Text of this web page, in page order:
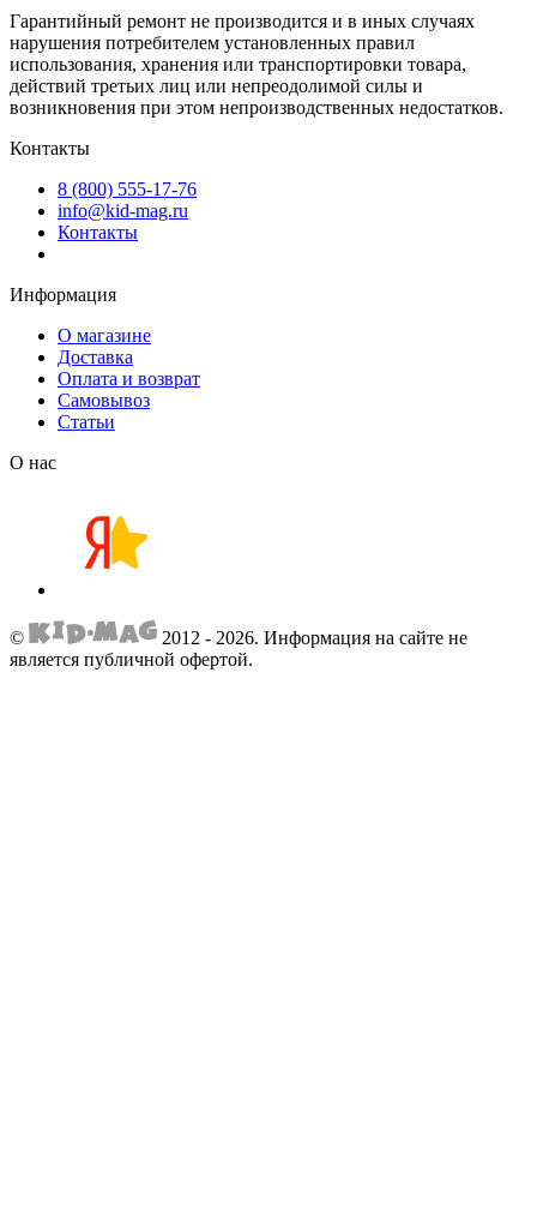
Гарантийный ремонт не производится и в иных случаях
нарушения потребителем установленных правил
использования, хранения или транспортировки товара,
действий третьих лиц или непреодолимой силы и
возникновения при этом непроизводственных недостатков.
Контакты
8 (800) 555-17-76
info@kid-mag.ru
Контакты
Информация
О магазине
Доставка
Оплата и возврат
Самовывоз
Статьи
О нас
© 2012 - 2026. Информация на сайте не
является публичной офертой.